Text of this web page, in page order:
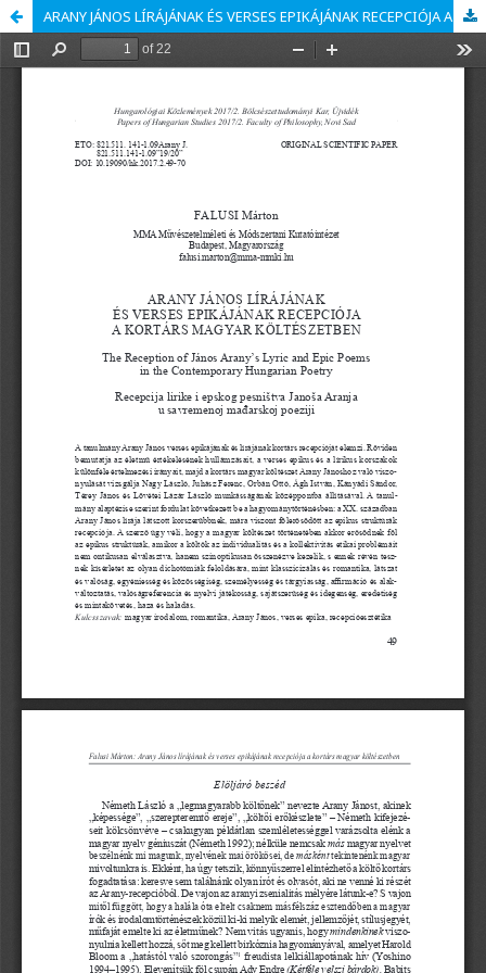
ARANY JÁNOS LÍRÁJÁNAK ÉS VERSES EPIKÁJÁNAK RECEPCIÓJA A KORTÁRS MAGYAR KÖLTÉSZETBEN